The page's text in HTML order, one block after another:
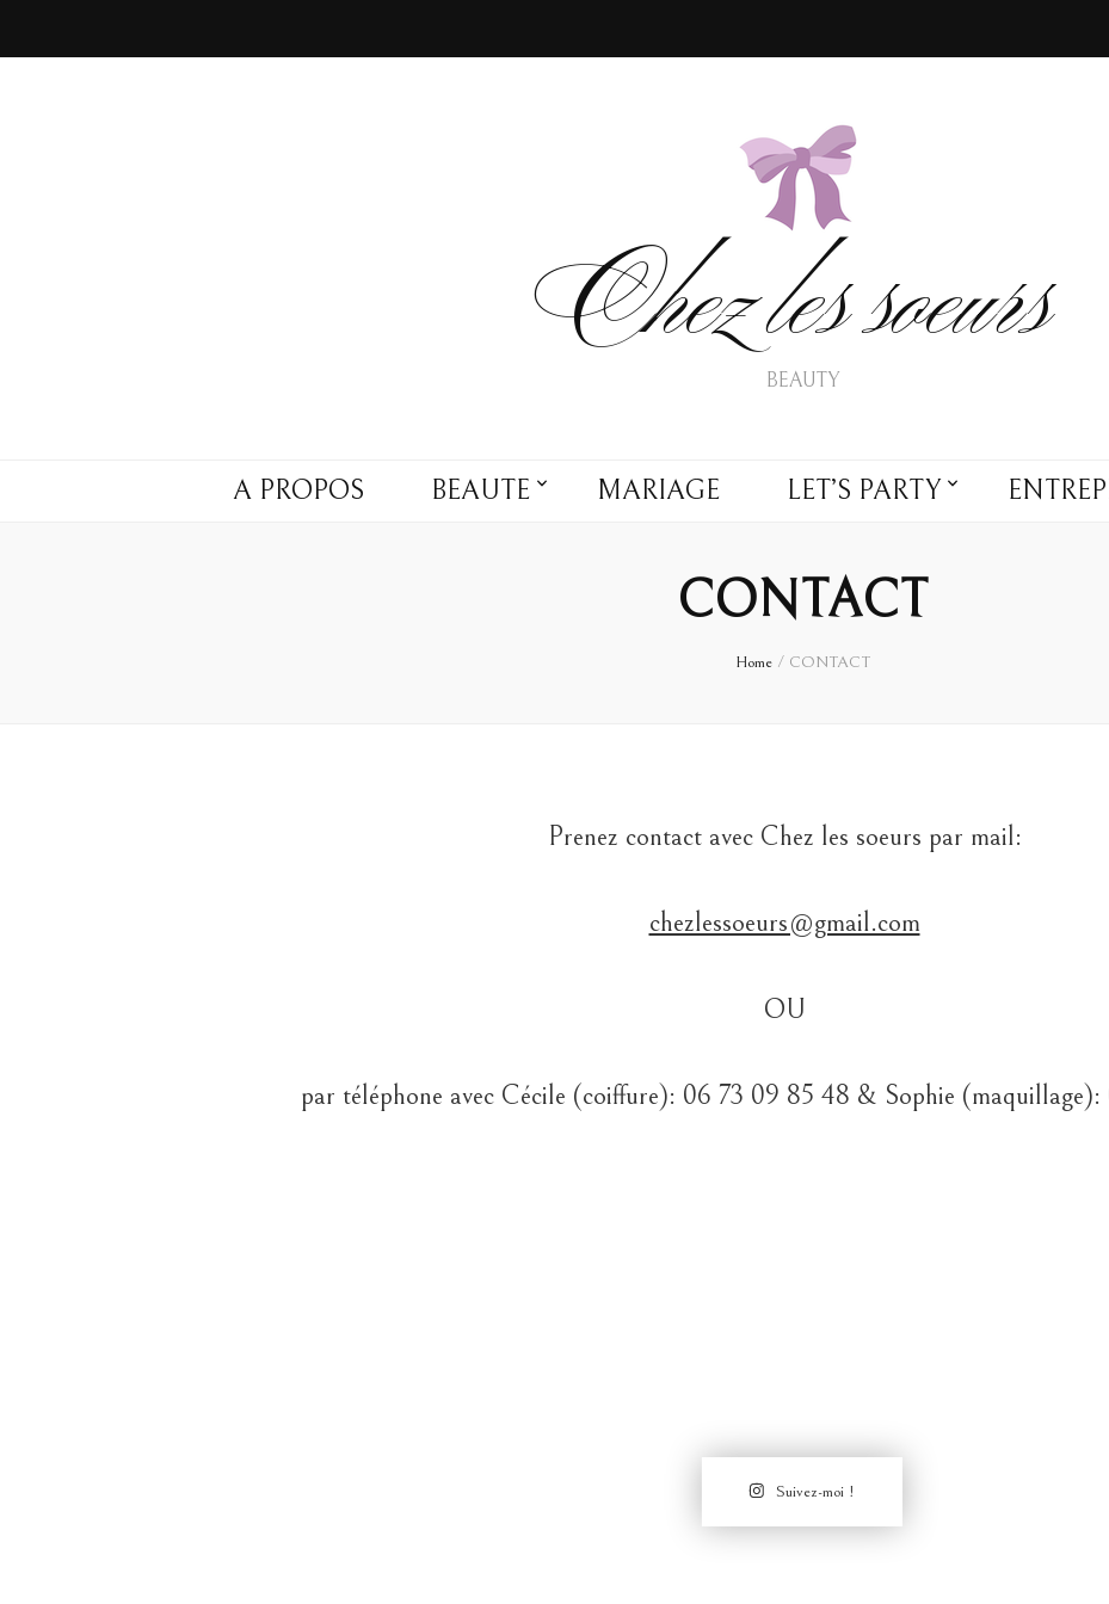
Chez les soeurs
BEAUTY
A PROPOS BEAUTE MARIAGE LET’S PARTY
CONTACT
Home / CONTACT
Prenez contact avec Chez les soeurs par mail:
chezlessoeurs@gmail.com
OU
par téléphone avec Cécile (coiffure): 06 73 09 85 48 & Sophie
Suivez-moi !